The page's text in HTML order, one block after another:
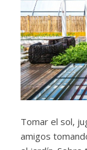
Tomar el sol,
amigos